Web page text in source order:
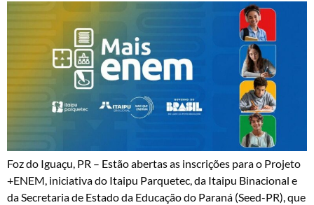
Foz do Iguaçu, PR – Estão abertas as inscrições para o Projeto
+ENEM, iniciativa do Itaipu Parquetec, da Itaipu Binacional e
da Secretaria de Estado da Educação do Paraná (Seed-PR), que